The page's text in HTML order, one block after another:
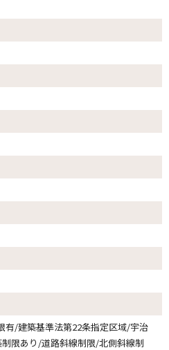
有/建築基準法第22条指定区域/宇治
限あり/道路斜線制限/北側斜線制